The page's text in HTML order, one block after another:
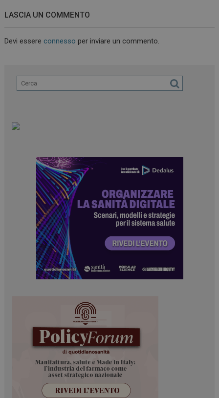
LASCIA UN COMMENTO
Devi essereconnesso per inviare un commento.